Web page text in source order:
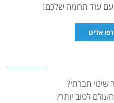
עוד תרומה שלכם!
אלינו
חברתי?
לטוב יותר?